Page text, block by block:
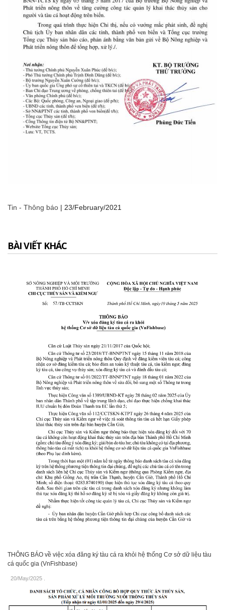
Tin - Thông báo | 23/February/2021
BÀI VIẾT KHÁC
THÔNG BÁO về việc xóa đăng ký tàu cá ra khỏi hệ thống Cơ sở dữ liệu tàu
cá quốc gia (VnFishbase)
20/May/2025